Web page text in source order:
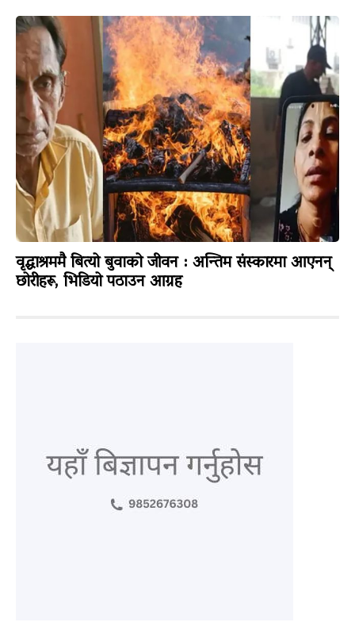
वृद्धाश्रममै बित्यो बुवाको जीवन : अन्तिम संस्कारमा आएनन्
छोरीहरू, भिडियो पठाउन आग्रह